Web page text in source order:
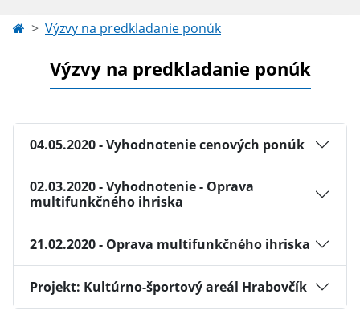
Výzvy na predkladanie ponúk
Výzvy na predkladanie ponúk
04.05.2020 - Vyhodnotenie cenových ponúk
02.03.2020 - Vyhodnotenie - Oprava
multifunkčného ihriska
21.02.2020 - Oprava multifunkčného ihriska
Projekt: Kultúrno-športový areál Hrabovčík